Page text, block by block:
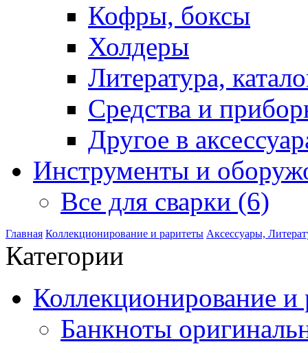
Кофры, боксы
Холдеры
Литература,
Средства и
Другое в
Инструменты и
Все для сварки (6)
Главная Коллекционирование и раритеты Аксессуары,
Категории
Коллекционирование и
Банкноты